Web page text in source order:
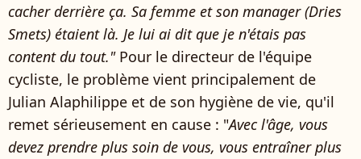
cacher derrière ça. Sa femme et son manager (Dries
Smets) étaient là. Je lui ai dit que je n'étais pas
content du tout."Pour le directeur de l'équipe
cycliste, le problème vient principalement de
Julian Alaphilippe et de son hygiène de vie, qu'il
remet sérieusement en cause : "Avec l'âge, vous
devez prendre plus soin de vous, vous entraîner plus